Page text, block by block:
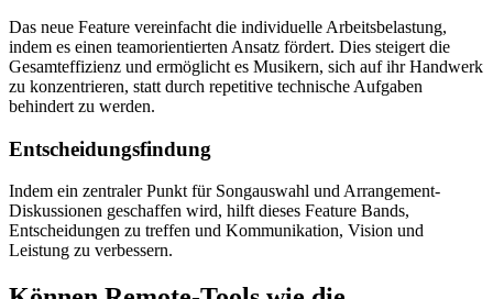
Das neue Feature vereinfacht die individuelle Arbeitsbelastung,
indem es einen teamorientierten Ansatz fördert. Dies steigert die
Gesamteffizienz und ermöglicht es Musikern, sich auf ihr Handwerk
zu konzentrieren, statt durch repetitive technische Aufgaben
behindert zu werden.
Entscheidungsfindung
Indem ein zentraler Punkt für Songauswahl und Arrangement-
Diskussionen geschaffen wird, hilft dieses Feature Bands,
Entscheidungen zu treffen und Kommunikation, Vision und
Leistung zu verbessern.